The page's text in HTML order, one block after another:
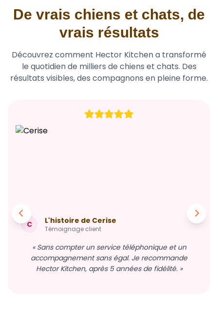
De vrais chiens et chats, de
vrais résultats
Découvrez comment Hector Kitchen a transformé
le quotidien de milliers de chiens et chats. Des
résultats visibles, des compagnons en pleine forme.
C L'histoire de Cerise
Témoignage client
« Sans compter un service téléphonique et un
accompagnement sans égal. Je recommande
Hector Kitchen, après 5 années de fidélité. »